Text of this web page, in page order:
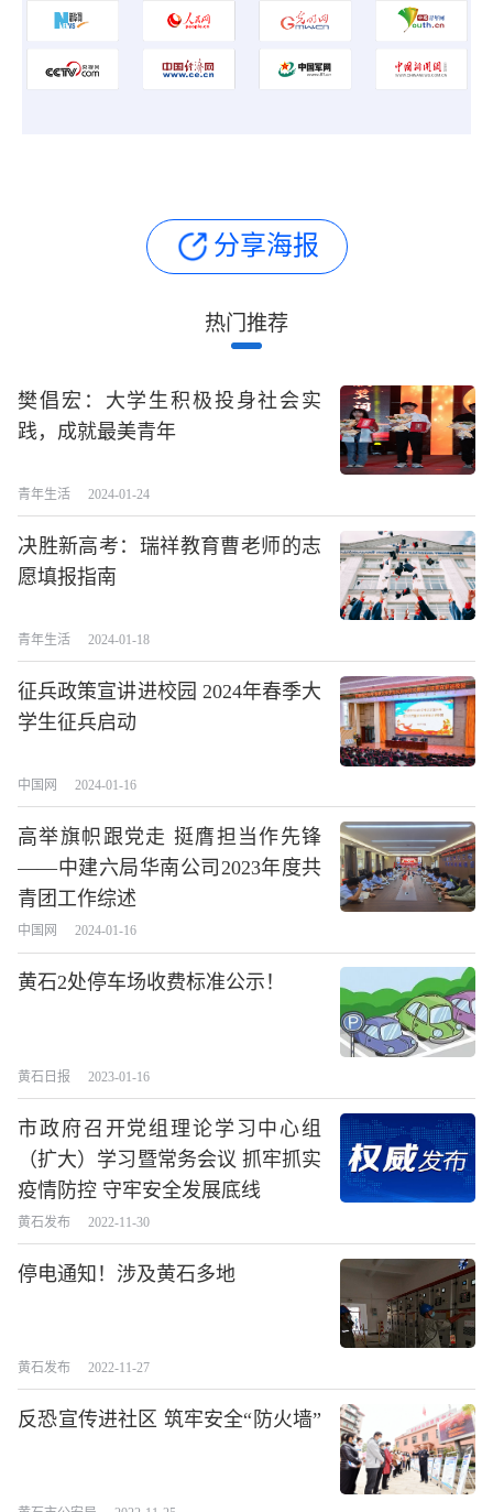
分享海报
热门推荐
樊倡宏：大学生积极投身社会实
践，成就最美青年
青年生活 2024-01-24
决胜新高考：瑞祥教育曹老师的志
愿填报指南
青年生活 2024-01-18
征兵政策宣讲进校园 2024年春季大
学生征兵启动
中国网 2024-01-16
高举旗帜跟党走 挺膺担当作先锋
——中建六局华南公司2023年度共
青团工作综述
中国网 2024-01-16
黄石2处停车场收费标准公示！
黄石日报 2023-01-16
市政府召开党组理论学习中心组
（扩大）学习暨常务会议 抓牢抓实
疫情防控 守牢安全发展底线
黄石发布 2022-11-30
停电通知！涉及黄石多地
黄石发布 2022-11-27
反恐宣传进社区 筑牢安全“防火墙”